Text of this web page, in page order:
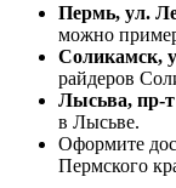
Пермь, ул.
можно
Соликамск,
райдеров
Лысьва, пр-
в Лысьве.
Оформите
Пермского